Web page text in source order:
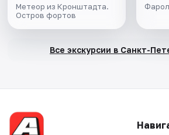
Метеор из Кронштадта.
Остров фортов
Все экскурсии в Санкт-